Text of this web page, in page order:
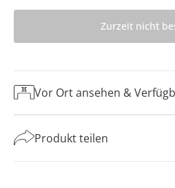
Zurzeit nicht
Vor Ort ansehen &
Produkt teilen